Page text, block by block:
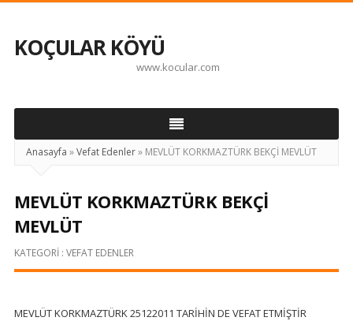
KOÇULAR KÖYÜ
www.kocular.com
Anasayfa »Vefat Edenler» MEVLÜT KORKMAZTÜRK BEKÇİ MEVLÜT
MEVLÜT KORKMAZTÜRK BEKÇİ
MEVLÜT
KATEGORI : VEFAT EDENLER
MEVLÜT KORKMAZTÜRK 25122011 TARİHİN DE VEFAT ETMİŞTİR